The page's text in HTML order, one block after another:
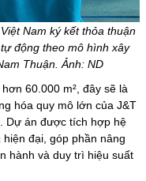
Nam ký kết thỏa thuận
động theo mô hình xây
Thuận. Ảnh: ND
60.000 m², đây sẽ là
hóa quy mô lớn của J&T
Dự án được tích hợp hệ
đại, góp phần nâng
hành và duy trì hiệu suất